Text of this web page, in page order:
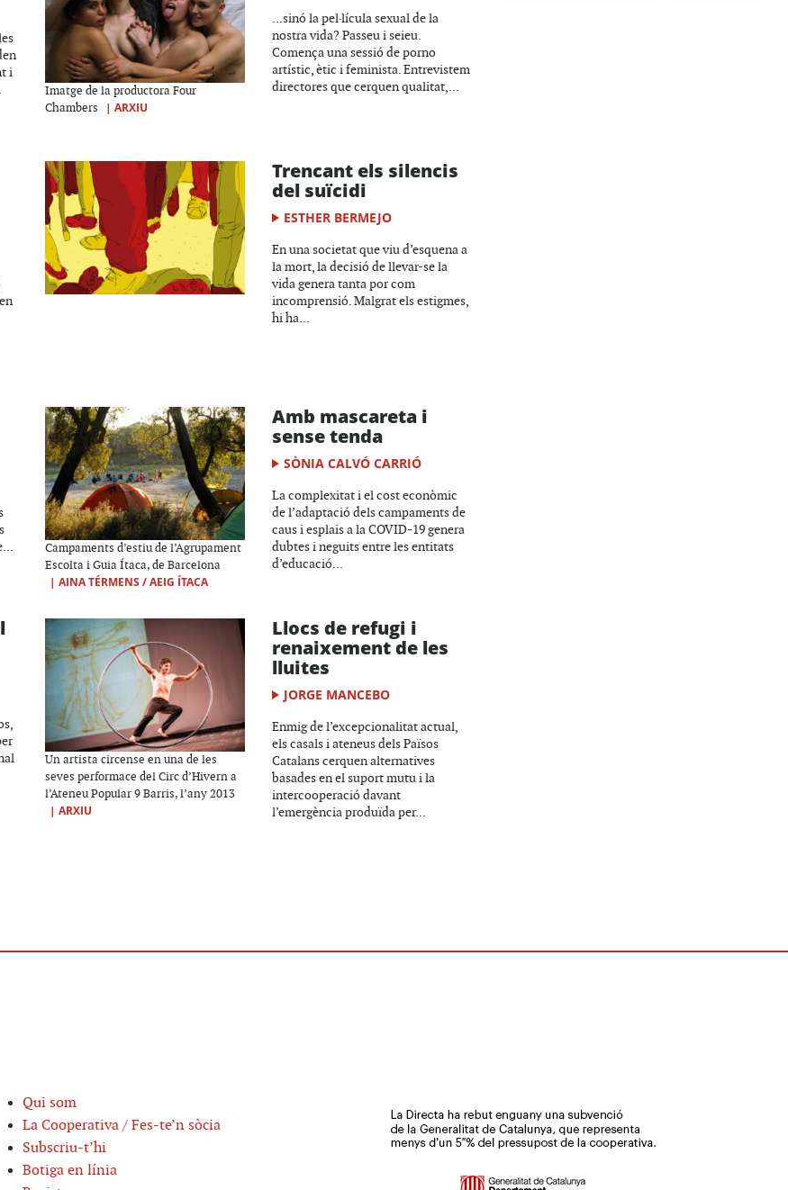
i
Imatge de la productora Four
Chambers
| ARXIU
...sinó la pel·lícula sexual de la
nostra vida? Passeu i seieu.
Comença una sessió de porno
artístic, ètic i feminista. Entrevistem
directores que cerquen qualitat,...
Trencant els silencis
del suïcidi
ESTHER BERMEJO
En una societat que viu d’esquena a
la mort, la decisió de llevar-se la
vida genera tanta por com
incomprensió. Malgrat els estigmes,
hi ha...
Campaments d’estiu de l’Agrupament
Escolta i Guia Ítaca, de Barcelona
| AINA TÉRMENS / AEIG ÍTACA
Amb mascareta i
sense tenda
SÒNIA CALVÓ CARRIÓ
La complexitat i el cost econòmic
de l’adaptació dels campaments de
caus i esplais a la COVID-19 genera
dubtes i neguits entre les entitats
d’educació...
Un artista circense en una de les
seves performace del Circ d’Hivern a
l’Ateneu Popular 9 Barris, l’any 2013
| ARXIU
Llocs de refugi i
renaixement de les
lluites
JORGE MANCEBO
Enmig de l’excepcionalitat actual,
els casals i ateneus dels Països
Catalans cerquen alternatives
basades en el suport mutu i la
intercooperació davant
l’emergència produïda per...
Qui som
La Cooperativa / Fes-te’n sòcia
Subscriu-t’hi
Botiga en línia